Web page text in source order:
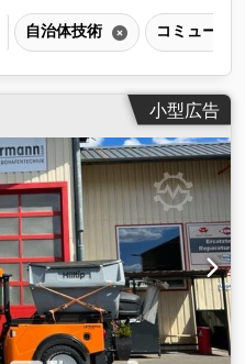
自治体技術 コミューナ
小型広告